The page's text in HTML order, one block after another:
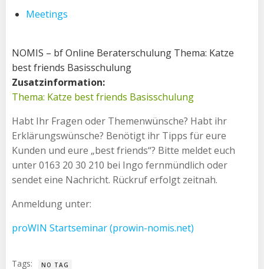
Meetings
NOMIS – bf Online Beraterschulung Thema: Katze
best friends Basisschulung
Zusatzinformation:
Thema: Katze best friends Basisschulung
Habt Ihr Fragen oder Themenwünsche? Habt ihr
Erklärungswünsche? Benötigt ihr Tipps für eure
Kunden und eure „best friends“? Bitte meldet euch
unter 0163 20 30 210 bei Ingo fernmündlich oder
sendet eine Nachricht. Rückruf erfolgt zeitnah.
Anmeldung unter:
proWIN Startseminar (prowin-nomis.net)
Tags: NO TAG